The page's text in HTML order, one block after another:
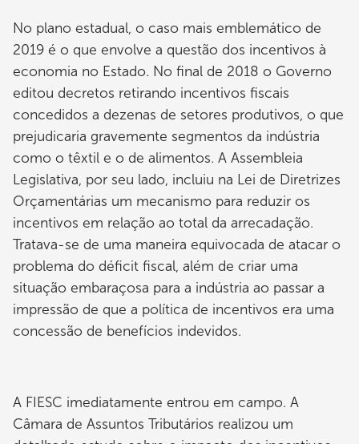
No plano estadual, o caso mais emblemático de
2019 é o que envolve a questão dos incentivos à
economia no Estado. No final de 2018 o Governo
editou decretos retirando incentivos fiscais
concedidos a dezenas de setores produtivos, o que
prejudicaria gravemente segmentos da indústria
como o têxtil e o de alimentos. A Assembleia
Legislativa, por seu lado, incluiu na Lei de Diretrizes
Orçamentárias um mecanismo para reduzir os
incentivos em relação ao total da arrecadação.
Tratava-se de uma maneira equivocada de atacar o
problema do déficit fiscal, além de criar uma
situação embaraçosa para a indústria ao passar a
impressão de que a política de incentivos era uma
concessão de benefícios indevidos.
A FIESC imediatamente entrou em campo. A
Câmara de Assuntos Tributários realizou um